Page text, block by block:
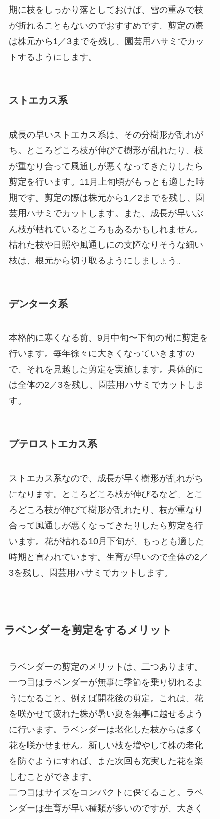
期に枝をしっかり落としておけば、雪の重みで枝
が折れることもないのでおすすめです。剪定の際
は株元から1／3までを残し、園芸用ハサミでカッ
トするようにします。
ストエカス系
成長の早いストエカス系は、その分樹形が乱れが
ち。ところどころ枝が伸びて樹形が乱れたり、枝
が重なり合って風通しが悪くなってきたりしたら
剪定を行います。11月上旬頃がもっとも適した時
期です。剪定の際は株元から1／2までを残し、園
芸用ハサミでカットします。また、成長が早いぶ
ん枝が枯れているところもあるかもしれません。
枯れた枝や日照や風通しにの支障なりそうな細い
枝は、根元から切り取るようにしましょう。
デンタータ系
本格的に寒くなる前、9月中旬〜下旬の間に剪定を
行います。毎年徐々に大きくなっていきますの
で、それを見越した剪定を実施します。具体的に
は全体の2／3を残し、園芸用ハサミでカットしま
す。
プテロストエカス系
ストエカス系なので、成長が早く樹形が乱れがち
になります。ところどころ枝が伸びるなど、とこ
ろどころ枝が伸びて樹形が乱れたり、枝が重なり
合って風通しが悪くなってきたりしたら剪定を行
います。花が枯れる10月下旬が、もっとも適した
時期と言われています。生育が早いので全体の2／
3を残し、園芸用ハサミでカットします。
ラベンダーを剪定をするメリット
ラベンダーの剪定のメリットは、二つあります。
一つ目はラベンダーが無事に季節を乗り切れるよ
うになること。例えば開花後の剪定。これは、花
を咲かせて疲れた株が暑い夏を無事に越せるよう
に行います。ラベンダーは老化した枝からは多く
花を咲かせません。新しい枝を増やして株の老化
を防ぐようにすれば、また次回も充実した花を楽
しむことができます。
二つ目はサイズをコンパクトに保てること。ラベ
ンダーは生育が早い種類が多いのですが、大きく